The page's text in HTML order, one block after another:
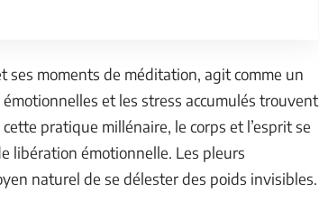
ses moments de méditation, agit comme un
et les stress accumulés trouvent
pratique millénaire, le corps et l’esprit se
libération émotionnelle. Les pleurs
naturel de se délester des poids invisibles.